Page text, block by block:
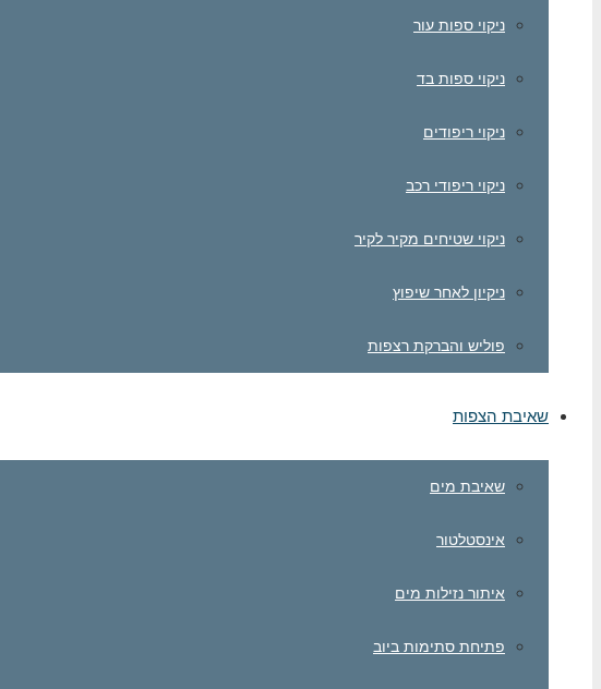
ניקוי ספות עור
ניקוי ספות בד
ניקוי ריפודים
ניקוי ריפודי רכב
ניקוי שטיחים מקיר לקיר
ניקיון לאחר שיפוץ
פוליש והברקת רצפות
שאיבת הצפות
שאיבת מים
אינסטלטור
איתור נזילות מים
פתיחת סתימות ביוב